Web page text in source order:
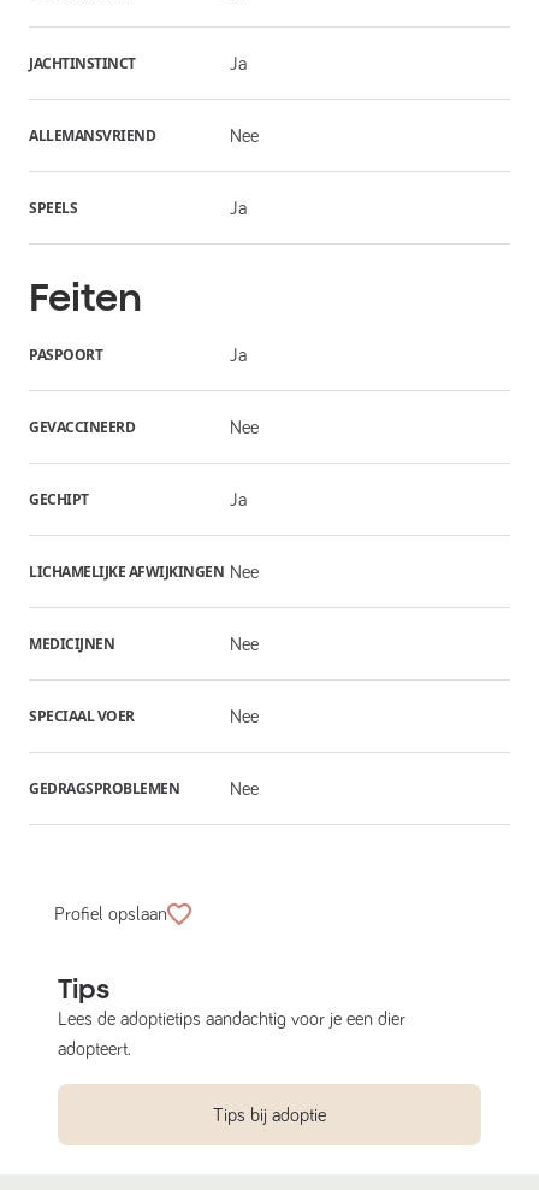
JACHTINSTINCT Ja
ALLEMANSVRIEND Nee
SPEELS Ja
Feiten
PASPOORT Ja
GEVACCINEERD Nee
GECHIPT Ja
LICHAMELIJKE AFWIJKINGEN Nee
MEDICIJNEN Nee
SPECIAAL VOER Nee
GEDRAGSPROBLEMEN Nee
Profiel opslaan
Tips
Lees de adoptietips aandachtig voor je een dier
adopteert.
Tips bij adoptie